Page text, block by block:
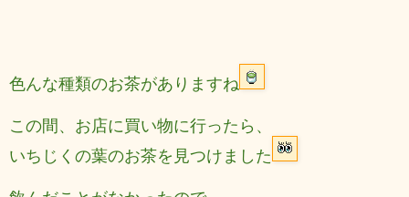
色んな種類のお茶がありますね
この間、お店に買い物に行ったら、
いちじくの葉のお茶を見つけました